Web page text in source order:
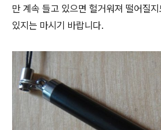
만 계속 들고 있으면 헐거워져 떨어질
있지는 마시기 바랍니다.